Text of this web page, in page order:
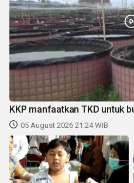
KKP manfaatkan TKD untuk
05 August 2026 21:24 WIB